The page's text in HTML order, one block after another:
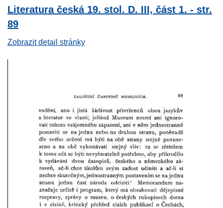
Literatura česká 19. stol. D. III, část 1. - str.
89
Zobrazit detail stránky